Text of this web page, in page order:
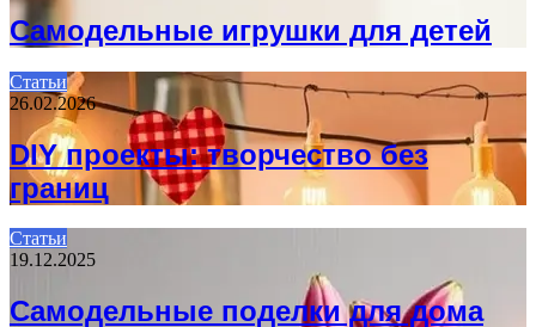
Самодельные игрушки для детей
Статьи
26.02.2026
DIY проекты: творчество без
границ
Статьи
19.12.2025
Самодельные поделки для дома